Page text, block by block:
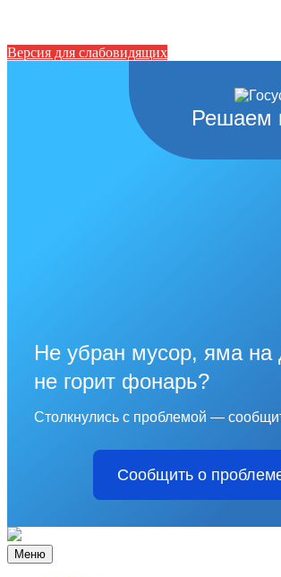
Версия для слабовидящих
Решаем
Не убран мусор, яма на
не горит фонарь?
Столкнулись с проблемой —
Сообщить о
Меню